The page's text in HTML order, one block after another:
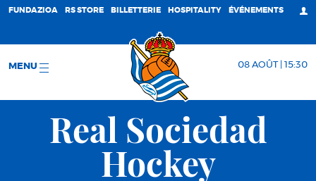
FUNDAZIOA RS STORE BILLETTERIE HOSPITALITY ÉVÉNEMENTS
MENU 08 AOÛT | 15:30
Real Sociedad
Hockey